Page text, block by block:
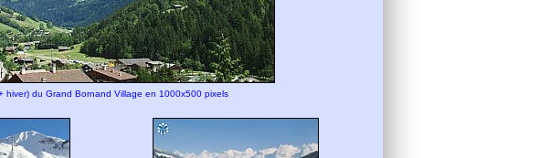
hiver) du Grand Bornand Village en 1000x500 pixels